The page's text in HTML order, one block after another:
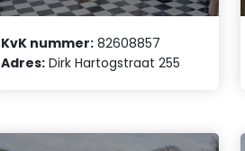
KvK nummer: 82608857
Adres: Dirk Hartogstraat 255